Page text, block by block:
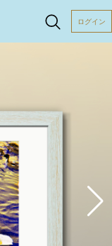
ログイン